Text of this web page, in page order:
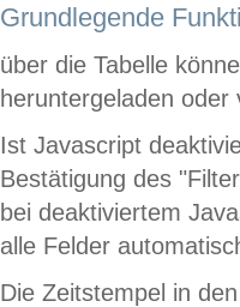
Grundlegende
über die Tabelle
heruntergeladen oder
Ist Javascript
Bestätigung des
bei deaktiviertem
alle Felder
Die Zeitstempel in